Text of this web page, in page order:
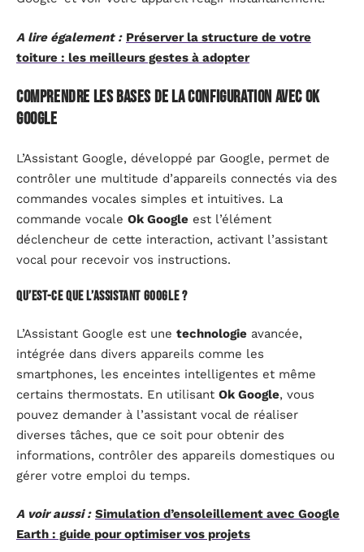
A lire également : Préserver la structure de votre
toiture : les meilleurs gestes à adopter
Comprendre les bases de la configuration avec Ok
Google
L’Assistant Google, développé par Google, permet de
contrôler une multitude d’appareils connectés via des
commandes vocales simples et intuitives. La
commande vocale Ok Google est l’élément
déclencheur de cette interaction, activant l’assistant
vocal pour recevoir vos instructions.
Qu’est-ce que l’Assistant Google ?
L’Assistant Google est une technologie avancée,
intégrée dans divers appareils comme les
smartphones, les enceintes intelligentes et même
certains thermostats. En utilisant Ok Google, vous
pouvez demander à l’assistant vocal de réaliser
diverses tâches, que ce soit pour obtenir des
informations, contrôler des appareils domestiques ou
gérer votre emploi du temps.
A voir aussi : Simulation d’ensoleillement avec Google
Earth : guide pour optimiser vos projets